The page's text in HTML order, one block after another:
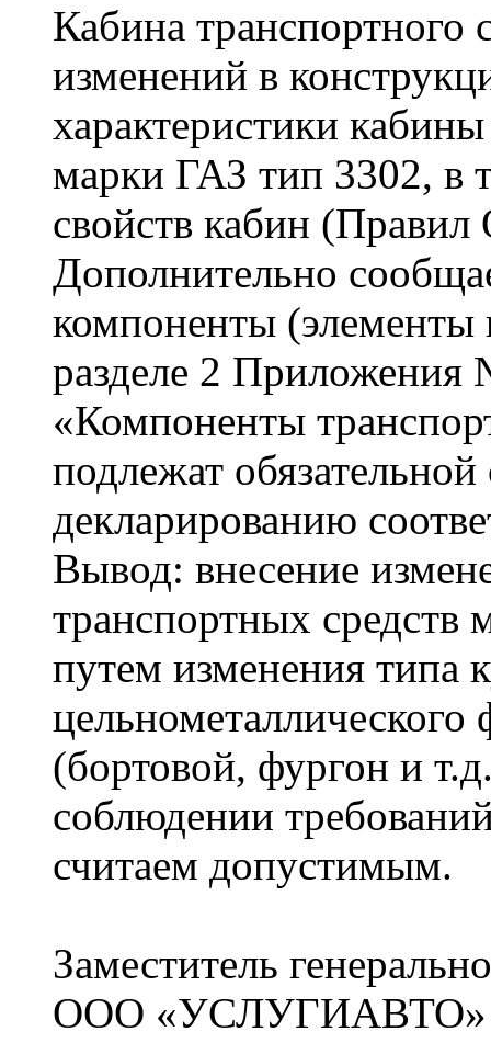
Кабина транспортного
изменений в
характеристики
марки ГАЗ тип 3302, в
свойств кабин
Дополнительно
компоненты (элементы
разделе 2
«Компоненты
подлежат
декларированию
Вывод: внесение
транспортных
путем изменения типа
цельнометаллического
(бортовой, фургон и
соблюдении
считаем допустимым.
Заместитель
ООО «УСЛУГИАВТО»